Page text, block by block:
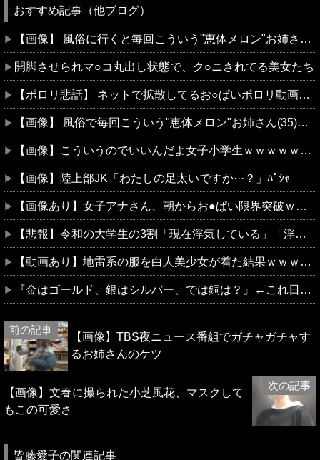
おすすめ記事（他ブログ）
【画像】 風俗に行くと毎回こういう"恵体メロン"お姉さん(35)を指名してしまうんやが・・・
開脚させられマ○コ丸出し状態で、ク○ニされてる美女たち
【ポロリ悲話】 ネットで拡散してるお○ぱいポロリ動画、何故か叩かれる・・・
【画像】 風俗で毎回こういう"恵体メロン"お姉さん(35)を指名してしまうんやが・・・・・・
【画像】こういうのでいいんだよ女子小学生ｗｗｗｗｗｗｗｗｗｗｗ
【画像】陸上部JK「わたしの足太いですか···？」ﾊﾟｼｬ
【画像あり】女子アナさん、朝からお●ぱい限界突破ｗｗｗｗｗｗｗ
【悲報】令和の大学生の3割「現在浮気している」「浮気は当たり前ｗ」
【動画あり】地雷系の服を白人美少女が着た結果ｗｗｗｗｗｗｗｗｗｗｗｗ
『金はゴールド、銀はシルバー、では銅は？』←これ日本人は90割が間違うらしいｗｗｗｗｗ
【画像】TBS夜ニュース番組でガチャガチャす
るお姉さんのケツ
【画像】文春に撮られた小芝風花、マスクして
もこの可愛さ
皆藤愛子の関連記事